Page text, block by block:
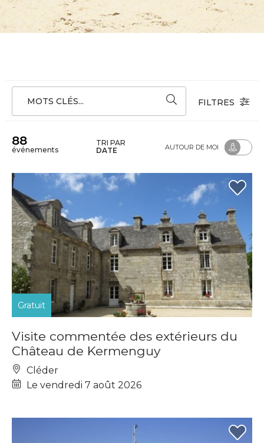
MOTS CLÉS... FILTRES
88
événements
TRI PAR
DATE
AUTOUR DE MOI
Gratuit
Visite commentée des extérieurs du
Château de Kermenguy
Cléder
Le vendredi 7 août 2026